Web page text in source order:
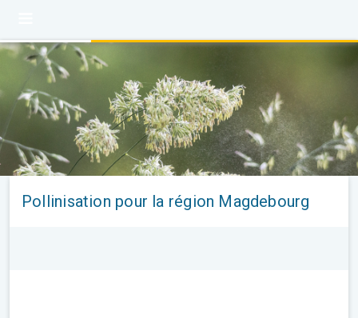
Pollinisation pour la région Magdebourg